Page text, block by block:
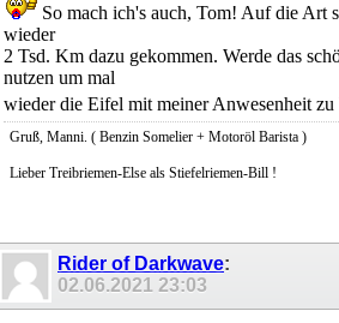
So mach ich's auch, Tom! Auf die Art
wieder
2 Tsd. Km dazu gekommen. Werde das
nutzen um mal
wieder die Eifel mit meiner Anwesenheit zu
Gruß, Manni. ( Benzin Somelier + Motoröl Barista )
Lieber Treibriemen-Else als Stiefelriemen-Bill !
Rider of Darkwave:
02.06.2021 23:03